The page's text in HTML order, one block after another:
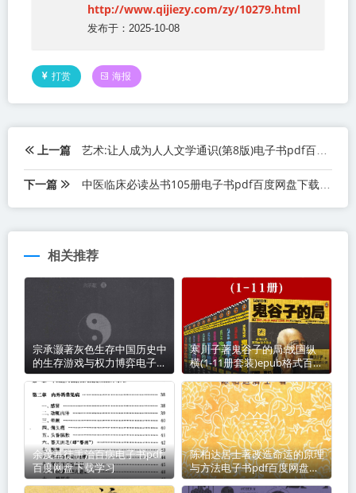
http://www.qijiezy.com/zy/10279.html
发布于：2025-10-08
打赏 海报
上一篇 艺术:让人成为人人文学通识(第8版)电子书pdf百度网盘下载学习
下一篇 中医临床必读丛书105册电子书pdf百度网盘下载学习
相关推荐
宗承灏著灰色生存中国历史中
的生存游戏与权力博弈电子书
pdf百度网盘下载学习
寒川子著鬼谷子的局:战国纵
横(1-11册套装)epub格式百度
网盘下载学习
余茂基徒手治百病电子书pdf
百度网盘下载学习
陈柏达居士著改造命运的原理
与方法电子书pdf百度网盘下
载学习